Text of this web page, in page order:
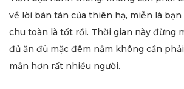
về lời bàn tán của thiên hạ, miễn là
chu toàn là tốt rồi. Thời gian này đừng
đủ ăn đủ mặc đêm nằm không cần
mắn hơn rất nhiều người.